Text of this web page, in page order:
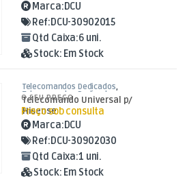
Marca:DCU
Ref:DCU-30902015
Qtd Caixa:6 uni.
Stock: Em Stock
Telecomandos Dedicados,
Telecomandos Dedicados para
Hisense,TV Aúdio e Vídeo
Telecomando Universal p/
Hisense
O SEU PREÇO
Preço sob consulta
Marca:DCU
Ref:DCU-30902030
Qtd Caixa:1 uni.
Stock: Em Stock